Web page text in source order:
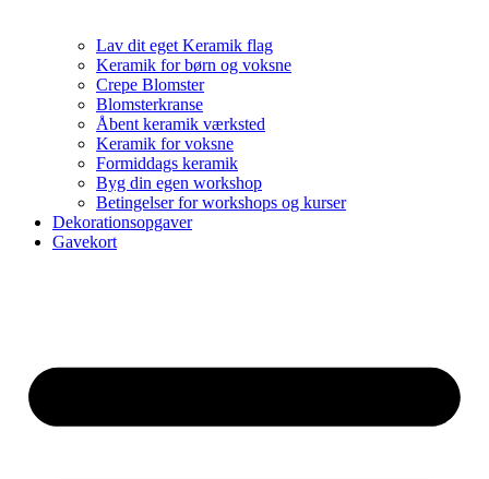
Lav dit eget Keramik flag
Keramik for børn og voksne
Crepe Blomster
Blomsterkranse
Åbent keramik værksted
Keramik for voksne
Formiddags keramik
Byg din egen workshop
Betingelser for workshops og kurser
Dekorationsopgaver
Gavekort